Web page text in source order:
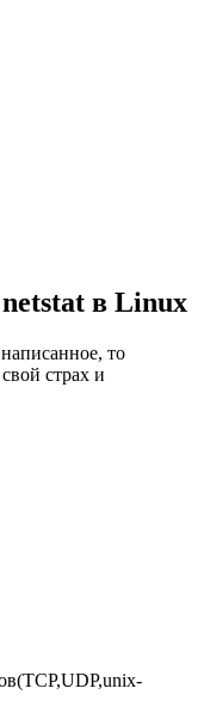
в Linux
то
страх и